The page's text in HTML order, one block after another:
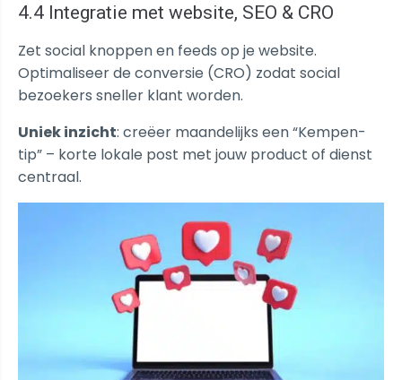
4.4 Integratie met website, SEO & CRO
Zet social knoppen en feeds op je website.
Optimaliseer de conversie (CRO) zodat social
bezoekers sneller klant worden.
Uniek inzicht: creëer maandelijks een “Kempen-
tip” – korte lokale post met jouw product of dienst
centraal.